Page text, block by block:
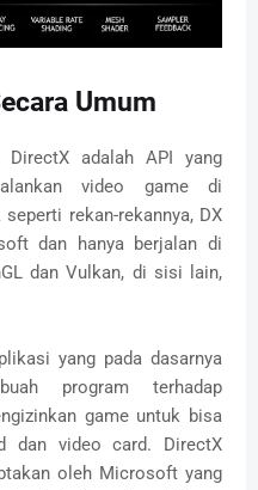
Umum
DirectX adalah API yang
video game di
rekan-rekannya, DX
dan hanya berjalan di
dan Vulkan, di sisi lain,
yang pada dasarnya
program terhadap
game untuk bisa
dan video card. DirectX
oleh Microsoft yang